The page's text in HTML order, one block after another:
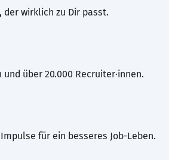
der wirklich zu Dir passt.
über 20.000 Recruiter·innen.
für ein besseres Job-Leben.